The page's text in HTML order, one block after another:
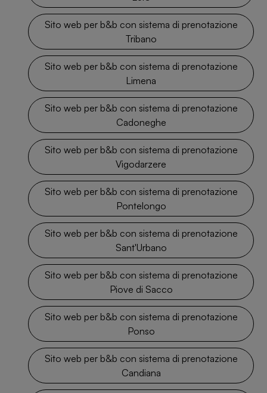
Sito web per b&b con sistema di prenotazione
Tribano
Sito web per b&b con sistema di prenotazione
Limena
Sito web per b&b con sistema di prenotazione
Cadoneghe
Sito web per b&b con sistema di prenotazione
Vigodarzere
Sito web per b&b con sistema di prenotazione
Pontelongo
Sito web per b&b con sistema di prenotazione
Sant'Urbano
Sito web per b&b con sistema di prenotazione
Piove di Sacco
Sito web per b&b con sistema di prenotazione
Ponso
Sito web per b&b con sistema di prenotazione
Candiana